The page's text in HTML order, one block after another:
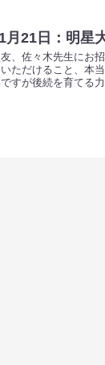
月21日：明星
、佐々木先生にお
ただけること、本
すが後続を育てる